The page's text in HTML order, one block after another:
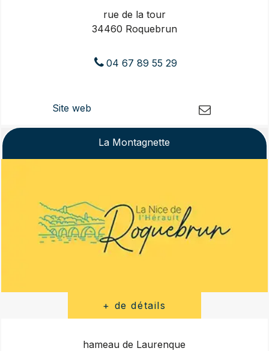
rue de la tour
34460 Roquebrun
04 67 89 55 29
La Montagnette
hameau de Laurenque